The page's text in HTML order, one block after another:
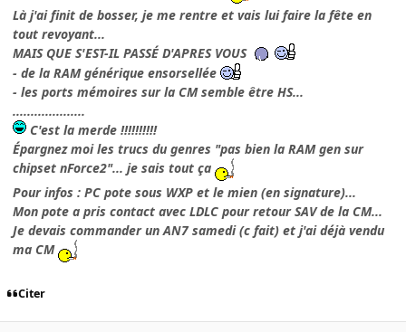
Là j'ai finit de bosser, je me rentre et vais lui faire la fête en
tout revoyant...
MAIS QUE S'EST-IL PASSÉ D'APRES VOUS
- de la RAM générique ensorsellée
- les ports mémoires sur la CM semble être HS...
....................
C'est la merde !!!!!!!!!!
Épargnez moi les trucs du genres "pas bien la RAM gen sur
chipset nForce2"... je sais tout ça
Pour infos : PC pote sous WXP et le mien (en signature)...
Mon pote a pris contact avec LDLC pour retour SAV de la CM...
Je devais commander un AN7 samedi (c fait) et j'ai déjà vendu
ma CM
Citer